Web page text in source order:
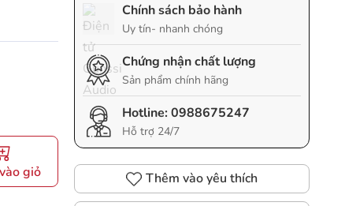
giỏ
Chính sách bảo hành
Uy tín- nhanh chóng
Chứng nhận chất lượng
Sản phẩm chính hãng
Hotline:0988675247
Hỗ trợ 24/7
Thêm vào yêu thích